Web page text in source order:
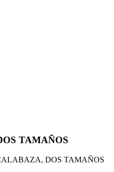
TAMAÑOS
DOS TAMAÑOS